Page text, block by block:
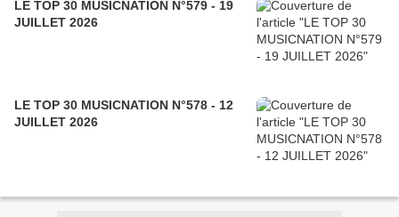
LE TOP 30 MUSICNATION N°579 - 19
JUILLET 2026
LE TOP 30 MUSICNATION N°578 - 12
JUILLET 2026